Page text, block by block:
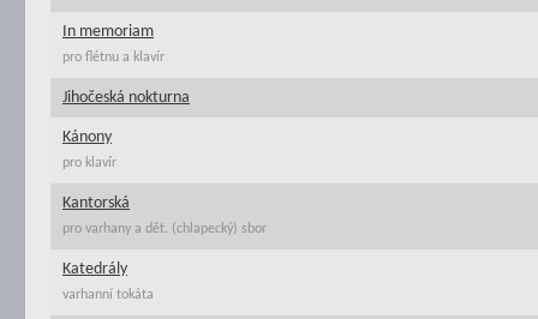
In memoriam
pro flétnu a klavír
Jihočeská nokturna
Kánony
pro klavír
Kantorská
pro varhany a dět. (chlapecký) sbor
Katedrály
varhanní tokáta